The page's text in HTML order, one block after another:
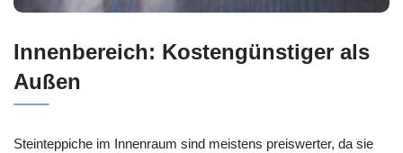
Innenbereich: Kostengünstiger als
Außen
Steinteppiche im Innenraum sind meistens preiswerter, da sie